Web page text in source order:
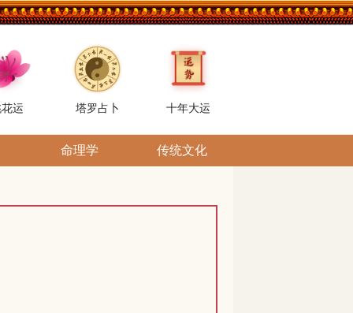
运 塔罗占卜 十年大运
命理学 传统文化